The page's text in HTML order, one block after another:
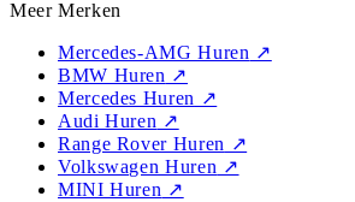
Meer Merken
Mercedes-AMG Huren ↗
BMW Huren ↗
Mercedes Huren ↗
Audi Huren ↗
Range Rover Huren ↗
Volkswagen Huren ↗
MINI Huren ↗